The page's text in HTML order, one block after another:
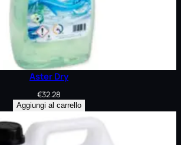
Aster Dry
€32.28
Aggiungi al carrello